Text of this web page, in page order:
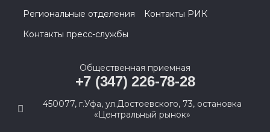
Региональные отделения
Контакты РИК
Контакты пресс-службы
Общественная приемная
+7 (347) 226-78-28
450077, г.Уфа, ул.Достоевского, 73, остановка
«Центральный рынок»